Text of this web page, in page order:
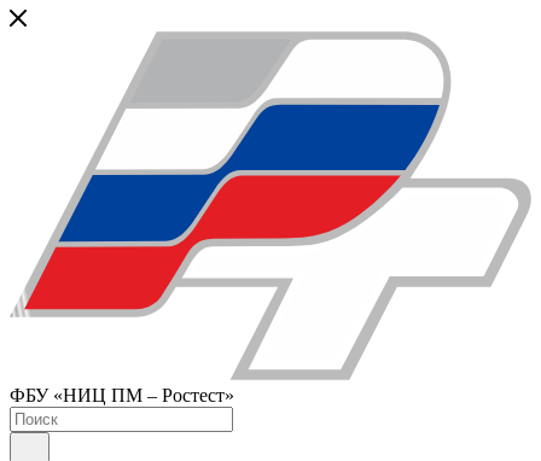
ФБУ «НИЦ ПМ – Ростест»